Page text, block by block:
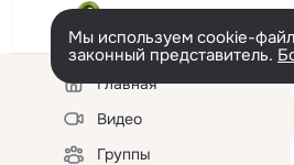
Мы используем cookie-
законный представитель.
Левая
колонкаГлавная
Видео
Группы